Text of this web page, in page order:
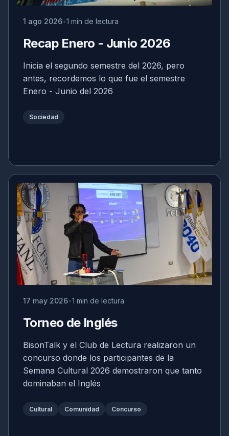
1 ago 2026 1 min de lectura
Recap Enero - Junio 2026
Inicia el segundo semestre del 2026, pero
antes, recordemos lo que fue el semestre
Enero - Junio del 2026
Sociedad
17 may 2026 1 min de lectura
Torneo de Inglés
BisonTalk y el Club de Lectura realizaron un
concurso donde los participantes de la
Semana Cultural 2026 demostraron que tanto
dominaban el Inglés
Cultural Comunidad Concurso